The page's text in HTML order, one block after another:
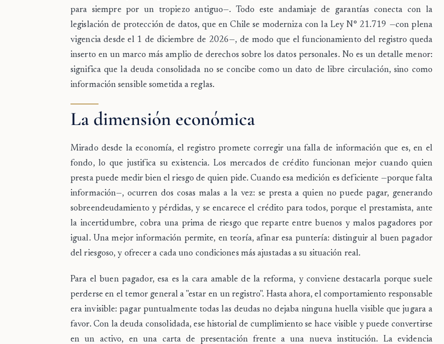
para siempre por un tropiezo antiguo—. Todo este andamiaje de garantías conecta con la
legislación de protección de datos, que en Chile se moderniza con la Ley N° 21.719 —con plena
vigencia desde el 1 de diciembre de 2026—, de modo que el funcionamiento del registro queda
inserto en un marco más amplio de derechos sobre los datos personales. No es un detalle menor:
significa que la deuda consolidada no se concibe como un dato de libre circulación, sino como
información sensible sometida a reglas.
La dimensión económica
Mirado desde la economía, el registro promete corregir una falla de información que es, en el
fondo, lo que justifica su existencia. Los mercados de crédito funcionan mejor cuando quien
presta puede medir bien el riesgo de quien pide. Cuando esa medición es deficiente —porque falta
información—, ocurren dos cosas malas a la vez: se presta a quien no puede pagar, generando
sobreendeudamiento y pérdidas, y se encarece el crédito para todos, porque el prestamista, ante
la incertidumbre, cobra una prima de riesgo que reparte entre buenos y malos pagadores por
igual. Una mejor información permite, en teoría, afinar esa puntería: distinguir al buen pagador
del riesgoso, y ofrecer a cada uno condiciones más ajustadas a su situación real.
Para el buen pagador, esa es la cara amable de la reforma, y conviene destacarla porque suele
perderse en el temor general a "estar en un registro". Hasta ahora, el comportamiento responsable
era invisible: pagar puntualmente todas las deudas no dejaba ninguna huella visible que jugara a
favor. Con la deuda consolidada, ese historial de cumplimiento se hace visible y puede convertirse
en un activo, en una carta de presentación frente a una nueva institución. La evidencia